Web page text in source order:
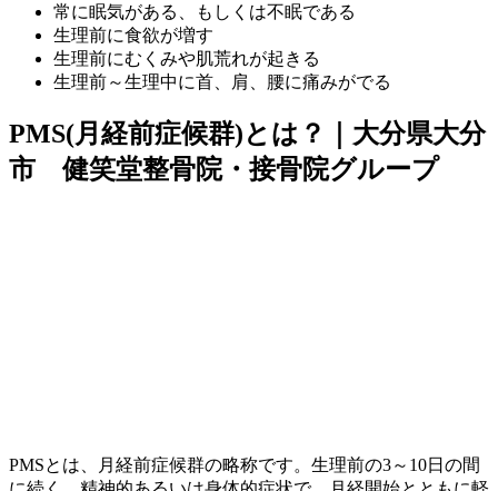
常に眠気がある、もしくは不眠である
生理前に食欲が増す
生理前にむくみや肌荒れが起きる
生理前～生理中に首、肩、腰に痛みがでる
PMS(月経前症候群)とは？｜大分県大分
市 健笑堂整骨院・接骨院グループ
PMSとは、月経前症候群の略称です。生理前の3～10日の間